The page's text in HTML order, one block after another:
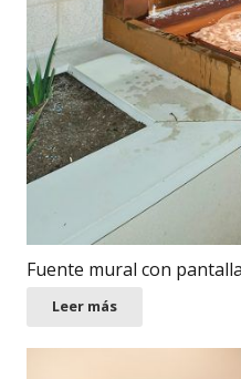
Fuente mural con
Leer más